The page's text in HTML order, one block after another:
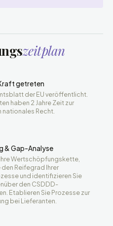
zeitplan
getreten
der EU veröffentlicht.
haben 2 Jahre Zeit zur
nationales Recht.
& Gap-Analyse
Wertschöpfungskette,
Reifegrad Ihrer
und identifizieren Sie
den CSDDD-
Etablieren Sie Prozesse zur
bei Lieferanten.